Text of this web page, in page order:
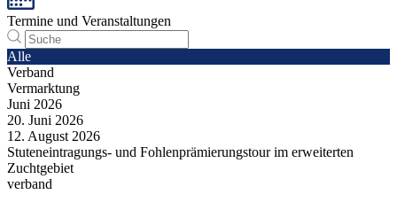
Termine und Veranstaltungen
Alle
Verband
Vermarktung
Juni 2026
20. Juni 2026
12. August 2026
Stuteneintragungs- und Fohlenprämierungstour im erweiterten
Zuchtgebiet
verband